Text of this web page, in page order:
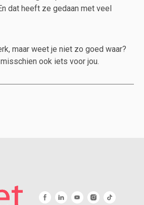
dat heeft ze gedaan met veel
maar weet je niet zo goed waar?
misschien ook iets voor jou.